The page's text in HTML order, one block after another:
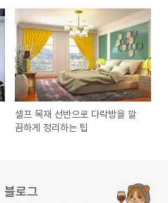
셀프 목재 선반으로 다락방을 깔
끔하게 정리하는 팁
블로그